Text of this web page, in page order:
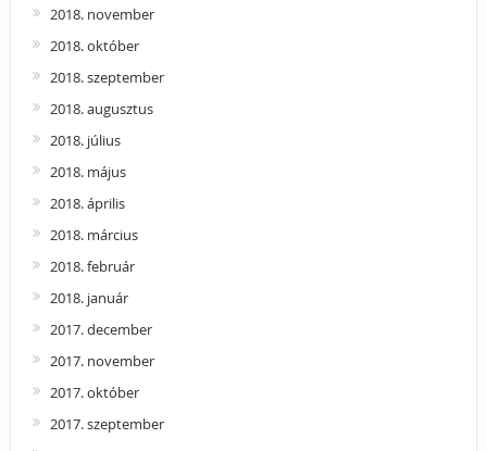
2018. november
2018. október
2018. szeptember
2018. augusztus
2018. július
2018. május
2018. április
2018. március
2018. február
2018. január
2017. december
2017. november
2017. október
2017. szeptember